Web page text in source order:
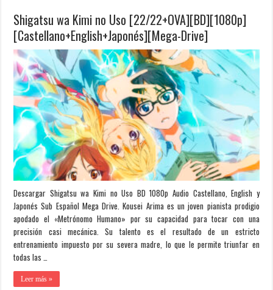
Shigatsu wa Kimi no Uso [22/22+OVA][BD][1080p]
[Castellano+English+Japonés][Mega-Drive]
Descargar Shigatsu wa Kimi no Uso BD 1080p Audio Castellano, English y
Japonés Sub Español Mega Drive. Kousei Arima es un joven pianista prodigio
apodado el «Metrónomo Humano» por su capacidad para tocar con una
precisión casi mecánica. Su talento es el resultado de un estricto
entrenamiento impuesto por su severa madre, lo que le permite triunfar en
todas las …
Leer más »